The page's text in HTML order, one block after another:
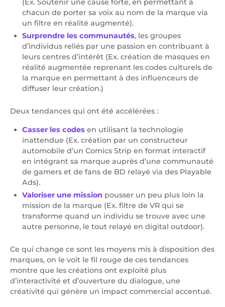
(Ex. Soutenir une cause forte, en permettant à
chacun de porter sa voix au nom de la marque via
un filtre en réalité augmenté).
Surprendre les communautés, les groupes
d’individus reliés par une passion en contribuant à
leurs centres d’intérêt (Ex. création de masques en
réalité augmentée reprenant les codes culturels de
la marque en permettant à des influenceurs de
diffuser leur création.)
Deux tendances qui ont été accélérées :
Casser les codes en utilisant la technologie
inattendue (Ex. création par un constructeur
automobile d’un Comics Strip en format interactif
en intégrant sa marque auprès d’une communauté
de gamers et de fans de BD relayé via des Playable
Ads).
Valoriser une mission pousser un peu plus loin la
mission de la marque (Ex. filtre de VR qui se
transforme quand un individu se trouve avec une
autre personne, le tout relayé en digital outdoor).
Ce qui change ce sont les moyens mis à disposition des
marques, on le voit le fil rouge de ces tendances
montre que les créations ont exploité plus
d’interactivité et d’ouverture du dialogue, une
créativité qui génère un impact commercial accentué.